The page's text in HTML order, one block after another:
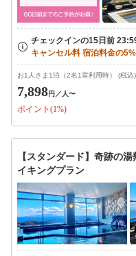
お1人さま1泊（2名1室利用時） (税込)
7,898円 ／人〜
ポイント(1%)
【スタンダード】奇跡の
イキングプラン